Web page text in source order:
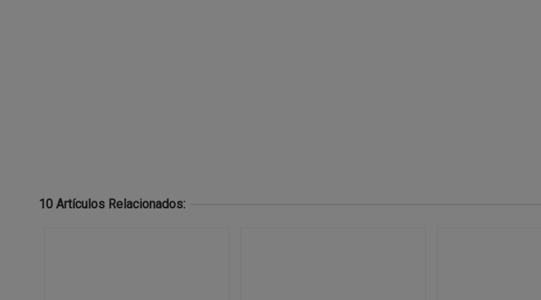
10 Artículos Relacionados: